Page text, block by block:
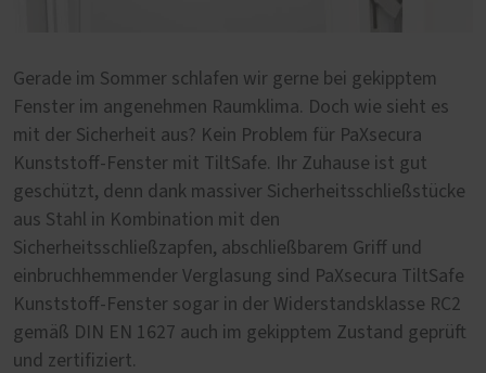
Gerade im Sommer schlafen wir gerne bei gekipptem
Fenster im angenehmen Raumklima. Doch wie sieht es
mit der Sicherheit aus? Kein Problem für PaXsecura
Kunststoff-Fenster mit TiltSafe. Ihr Zuhause ist gut
geschützt, denn dank massiver Sicherheitsschließstücke
aus Stahl in Kombination mit den
Sicherheitsschließzapfen, abschließbarem Griff und
einbruchhemmender Verglasung sind PaXsecura TiltSafe
Kunststoff-Fenster sogar in der Widerstandsklasse RC2
gemäß DIN EN 1627 auch im gekipptem Zustand geprüft
und zertifiziert.